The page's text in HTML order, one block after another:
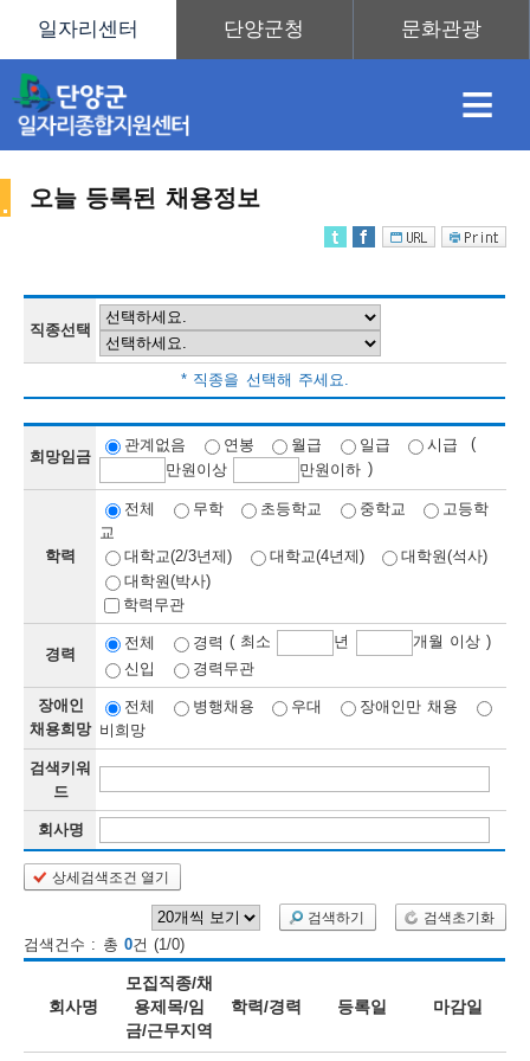
≡
보
보
련
정
우
미
내
오늘 등록된 채용정보
직종선택
* 직종을 선택해 주세요.
희망임금
관계없음 연봉 월급 일급 시급
(
만원이상 만원이하 )
학력
전체 무학 초등학교 중학교
고등학
교
대학교(2/3년제)
대학교(4년제)
대학원(석사)
대학원(박사)
학력무관
경력
전체 경력 ( 최소 년
개월 이상 )
신입
경력무관
장애인
채용희망
전체 병행채용 우대
장애인만 채용
비희망
검색키워
드
회사명
상세검색조건 열기
검색하기 검색초기화
검색건수 : 총 0건 (1/0)
회사명
모집직종/채
용제목/임
금/근무지역
학력/경력 등록일 마감일
채
용
보
오
등